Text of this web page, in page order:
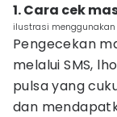
1. Cara cek
ilustrasi menggunakan
Pengecekan
melalui SMS,
pulsa yang
dan